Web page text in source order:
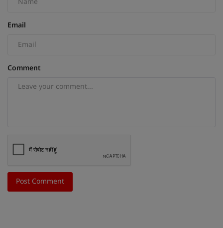
Email
Comment
Post Comment